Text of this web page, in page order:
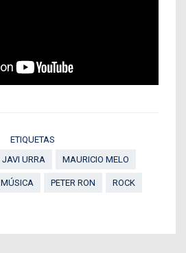
ETIQUETAS
JAVI URRA MAURICIO MELO
MÚSICA PETER RON ROCK